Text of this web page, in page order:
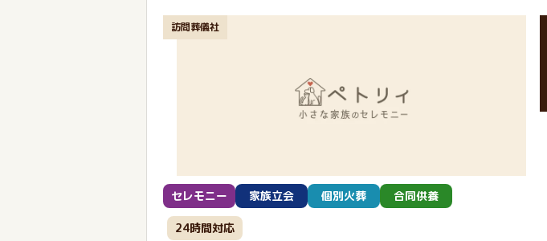
訪問葬儀社
セレモニー 家族立会 個別火葬 合同供養
24時間対応